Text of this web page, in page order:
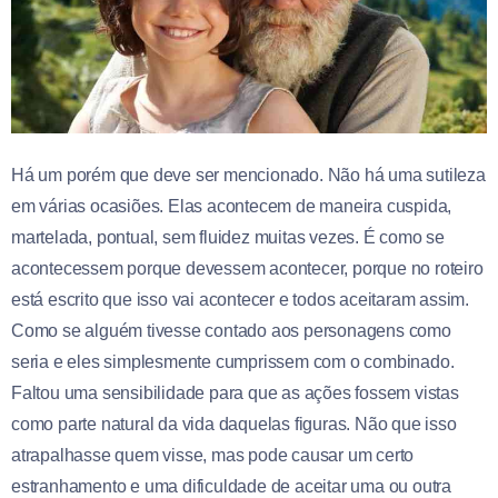
Há um porém que deve ser mencionado. Não há uma sutileza
em várias ocasiões. Elas acontecem de maneira cuspida,
martelada, pontual, sem fluidez muitas vezes. É como se
acontecessem porque devessem acontecer, porque no roteiro
está escrito que isso vai acontecer e todos aceitaram assim.
Como se alguém tivesse contado aos personagens como
seria e eles simplesmente cumprissem com o combinado.
Faltou uma sensibilidade para que as ações fossem vistas
como parte natural da vida daquelas figuras. Não que isso
atrapalhasse quem visse, mas pode causar um certo
estranhamento e uma dificuldade de aceitar uma ou outra